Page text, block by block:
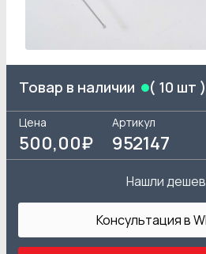
Товар в наличии ( 10 шт )
Цена
500,00₽
Артикул
952147
Нашли
Консультация в